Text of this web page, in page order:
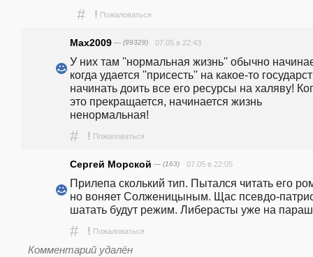
# ! Пожаловаться
Max2009 — (99329) 07.05 в 22:43
У них там ''нормальная жизнь'' обычно
когда удается ''присесть'' на какое-то
начинать доить все его ресурсы на халяву!
это прекращается, начинается жизнь
ненормальная!
# ! Пожаловаться
Сергей Морской — (163) 07.05 в 22:05
Прилепа сколький тип. Пытался читать его
но воняет Солженицыным. Щас псевдо-
шатать будут режим. Либерасты уже на
# ! Пожаловаться
Комментарий удалён